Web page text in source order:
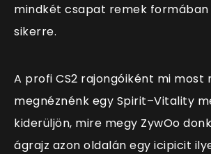
mindkét csapat remek formában
sikerre.
A profi CS2 rajongóiként mi most
megnéznénk egy Spirit–Vitality
kiderüljön, mire megy ZywOo
ágrajz azon oldalán egy icipicit